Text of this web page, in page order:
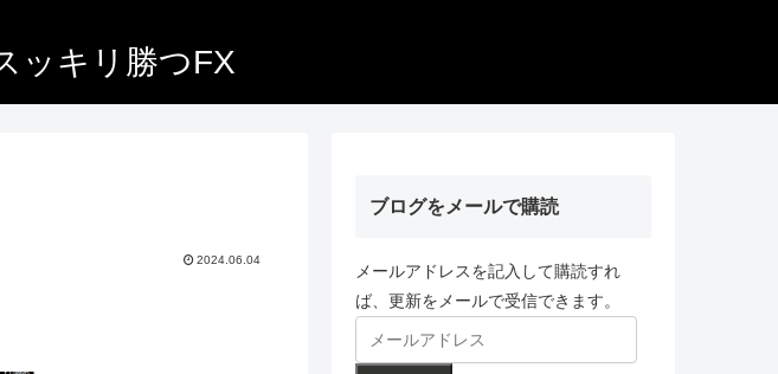
2024.06.04
ブログをメールで購読
メールアドレスを記入して購読すれ
ば、更新をメールで受信できます。